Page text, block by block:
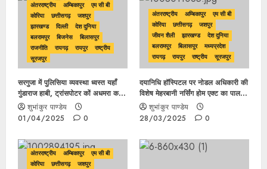
अंतरराष्ट्रीय अम्बिकापुर
एम सी बी
कोरिया
छत्तीसगढ़
जशपुर
झारखण्ड
दिल्ली
देश दुनिया
बलरामपुर
बिजनेस
बिलासपुर
राजनीति
रायगढ़ रायपुर
राष्ट्रीय
सूरजपुर
सरगुजा में पुलिसिया व्यवस्था ध्वस्त यहाँ
गुंडाराज हाबी, ट्रांसपोटर कों अधमरा करने
एवं बढ़ते अपराध के सवाल पर ASP कों
सूंघ गया सांप साधी चुप्पी,कुकुरमुत्ते की तरह
पनप रहे अपराधियों पर कौन लगाएगा लगाम
शुभांकुर पाण्डेय
01/04/2025
0
अंतरराष्ट्रीय अम्बिकापुर
एम सी बी
कोरिया
छत्तीसगढ़
जशपुर
जीवन शैली
झारखण्ड
देश दुनिया
बलरामपुर
बिलासपुर
मध्यप्रदेश
रायगढ़
रायपुर राष्ट्रीय सूरजपुर
दयानिधि हॉस्पिटल पर नोडल अधिकारी की
विशेष मेहरबानी नर्सिंग होम एक्ट का पालन
करवाने वाले के स्वयं के हॉस्पिटल में जम
कर उड़ाई जा रही नियमों की
धज्जियाँ……..
शुभांकुर पाण्डेय
28/03/2025
0
अंतरराष्ट्रीय अम्बिकापुर
एम सी बी
कोरिया
छत्तीसगढ़
जशपुर